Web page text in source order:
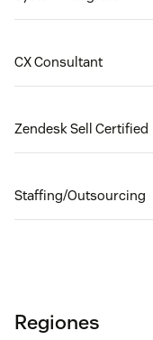
CX Consultant
Zendesk Sell Certified
Staffing/Outsourcing
Regiones